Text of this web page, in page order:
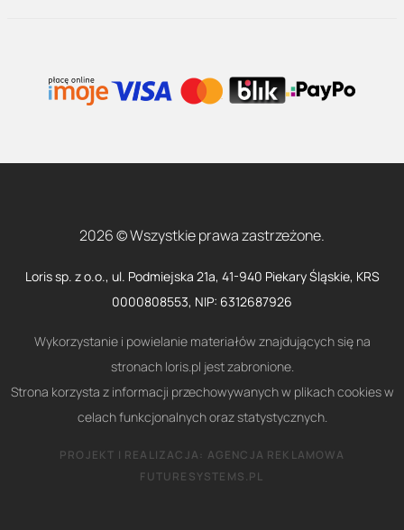
2026 © Wszystkie prawa zastrzeżone.
Loris sp. z o.o., ul. Podmiejska 21a, 41-940 Piekary Śląskie, KRS
0000808553, NIP: 6312687926
Wykorzystanie i powielanie materiałów znajdujących się na
stronach loris.pl jest zabronione.
Strona korzysta z informacji przechowywanych w plikach cookies w
celach funkcjonalnych oraz statystycznych.
PROJEKT I REALIZACJA: AGENCJA REKLAMOWA
FUTURESYSTEMS.PL